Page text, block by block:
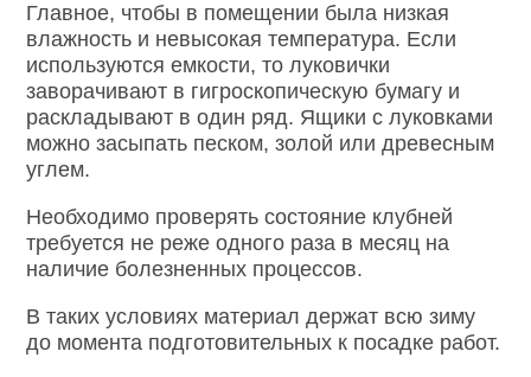
Главное, чтобы в помещении была низкая
влажность и невысокая температура. Если
используются емкости, то луковички
заворачивают в гигроскопическую бумагу и
раскладывают в один ряд. Ящики с луковками
можно засыпать песком, золой или древесным
углем.
Необходимо проверять состояние клубней
требуется не реже одного раза в месяц на
наличие болезненных процессов.
В таких условиях материал держат всю зиму
до момента подготовительных к посадке работ.